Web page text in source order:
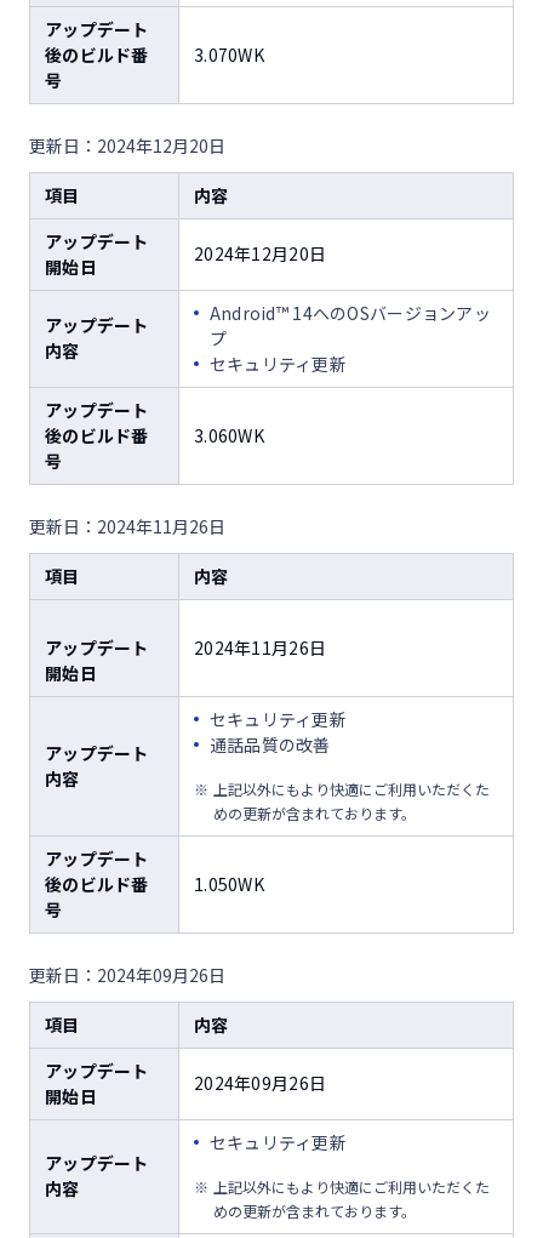
アップデート
後のビルド番
号
3.070WK
更新日：2024年12月20日
項目
内容
アップデート
開始日
2024年12月20日
アップデート
内容
Android™ 14へのOSバージョンアッ
プ
セキュリティ更新
アップデート
後のビルド番
号
3.060WK
更新日：2024年11月26日
項目 内容
アップデート
開始日
2024年11月26日
アップデート
内容
セキュリティ更新
通話品質の改善
上記以外にもより快適にご利用いただくた
めの更新が含まれております。
アップデート
後のビルド番
号
1.050WK
更新日：2024年09月26日
項目
内容
アップデート
開始日
2024年09月26日
アップデート
内容
セキュリティ更新
上記以外にもより快適にご利用いただくた
めの更新が含まれております。